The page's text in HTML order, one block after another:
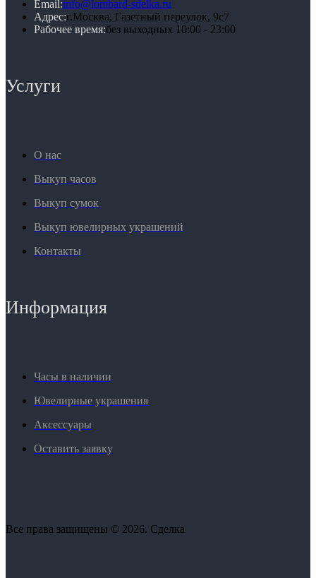
Email:info@lombard-sdelka.ru
Адрес:г.Москва, Газетный переулок, 9с7
Рабочее время:без выходных 10:00 - 23:00
Услуги
О нас
Выкуп часов
Выкуп сумок
Выкуп ювелирных украшений
Контакты
Информация
Часы в наличии
Ювелирные украшения
Аксессуары
Оставить заявку
Все права защищены © 2026. Сделка